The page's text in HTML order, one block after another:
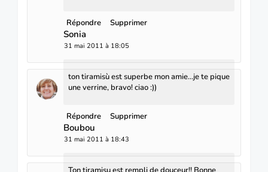
Répondre Supprimer
Sonia
31 mai 2011 à 18:05
ton tiramisù est superbe mon amie...je te pique
une verrine, bravo! ciao :))
Répondre Supprimer
Boubou
31 mai 2011 à 18:43